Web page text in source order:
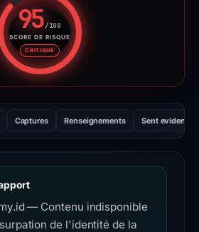
95/100
SCORE DE RISQUE
CRITIQUE
Score de risque : 95 sur
Captures Renseignements Sent evidence
— Contenu indisponible
de l'identité de la